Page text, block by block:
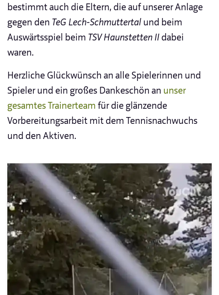
bestimmt auch die Eltern, die auf unserer Anlage
gegen den TeG Lech-Schmuttertal und beim
Auswärtsspiel beim TSV Haunstetten II dabei
waren.
Herzliche Glückwünsch an alle Spielerinnen und
Spieler und ein großes Dankeschön an unser
gesamtes Trainerteam für die glänzende
Vorbereitungsarbeit mit dem Tennisnachwuchs
und den Aktiven.